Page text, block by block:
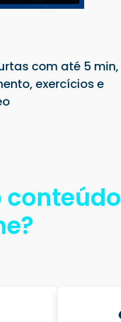
com até 5 min,
exercícios e
conteúdo